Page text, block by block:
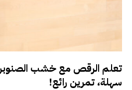
تعلم الرقص مع خشب
سهلة، تمرين رائع!